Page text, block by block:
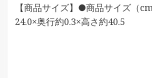
【商品サイズ】●商品サイズ（
24.0×奥行約0.3×高さ約40.5